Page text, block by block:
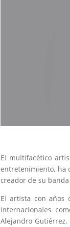
El multifacético
entretenimiento, ha
creador de su
El artista con años
internacionales
Alejandro